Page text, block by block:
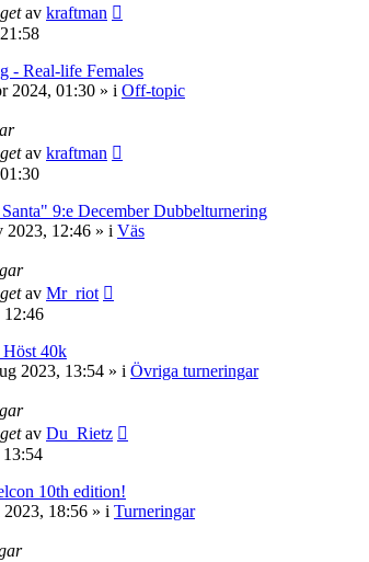
av kraftman
- Real-life Females
2024, 01:30 » i Off-topic
av kraftman
9:e December Dubbelturnering
2023, 12:46 » i Väs
av Mr_riot
12:46
40k
2023, 13:54 » i Övriga turneringar
av Du_Rietz
13:54
10th edition!
18:56 » i Turneringar